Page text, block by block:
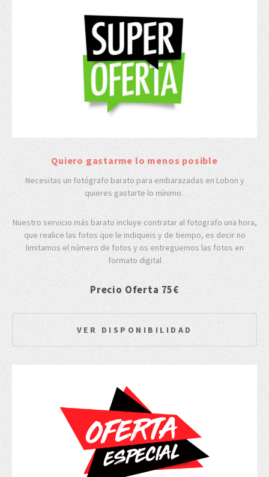
Quiero gastarme lo menos posible
Necesitas un fotógrafo barato para embarazadas en Lobon y
quieres gastarte lo mínimo.
Nuestro servicio más barato incluye contratar al fotografo una hora,
que realice las fotos que le indiqueis y de tiempo, es decir no
limitamos el número de fotos y os entreguemos las fotos en
formato digital
Precio Oferta 75€
VER DISPONIBILIDAD